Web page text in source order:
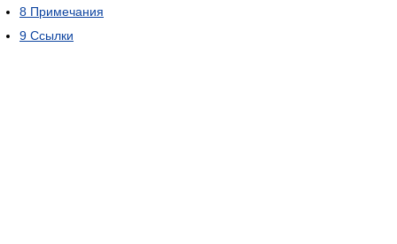
8 Примечания
9 Ссылки